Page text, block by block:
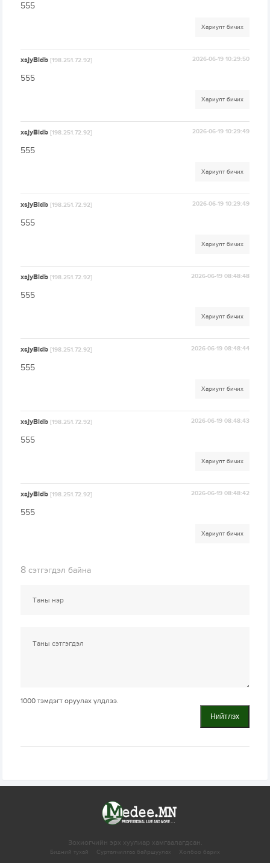
555
Хариулт бичих
xsjyBldb[198.251.72.92] 2026-06-19 10:29:50
555
Хариулт бичих
xsjyBldb[198.251.72.92] 2026-06-19 10:29:49
555
Хариулт бичих
xsjyBldb[198.251.72.92] 2026-06-19 10:29:49
555
Хариулт бичих
xsjyBldb[198.251.72.92] 2026-06-19 08:48:48
555
Хариулт бичих
xsjyBldb[198.251.72.92] 2026-06-19 08:48:44
555
Хариулт бичих
xsjyBldb[198.251.72.92] 2026-06-19 08:48:43
555
Хариулт бичих
xsjyBldb[198.251.72.92] 2026-06-19 08:48:42
555
Хариулт бичих
8 сэтгэгдэл байна
1000 тэмдэгт оруулах үлдлээ.
Нийтлэх
Зохиогчийн эрх хуулиар хамгаалагдсан.
Бидний тухай Сурталчилгаа байршуулах Холбоо барих